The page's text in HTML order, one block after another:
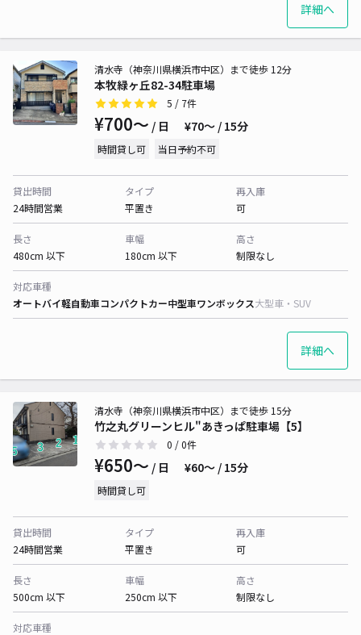
詳細へ
本牧緑ヶ丘82-34駐車場
清水寺（神奈川県横浜市中区）まで徒歩 12分
5 / 7件
¥700〜 / 日 ¥70〜 / 15分
時間貸し可 当日予約不可
貸出時間
24時間営業
タイプ
平置き
再入庫
可
長さ
480cm 以下
車幅
180cm 以下
高さ
制限なし
対応車種
オートバイ軽自動車コンパクトカー中型車ワンボックス大型車・SUV
詳細へ
竹之丸グリーンヒル"あきっぱ駐車場【5】
清水寺（神奈川県横浜市中区）まで徒歩 15分
0 / 0件
¥650〜 / 日 ¥60〜 / 15分
時間貸し可
貸出時間
24時間営業
タイプ
平置き
再入庫
可
長さ
500cm 以下
車幅
250cm 以下
高さ
制限なし
対応車種